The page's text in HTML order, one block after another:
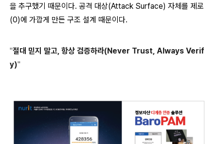
을 추구했기 때문이다. 공격 대상(Attack Surface) 자체를 제로
(0)에 가깝게 만든 구조 설계 때문이다.
"절대 믿지 말고, 항상 검증하라(Never Trust, Always Verif
y)"